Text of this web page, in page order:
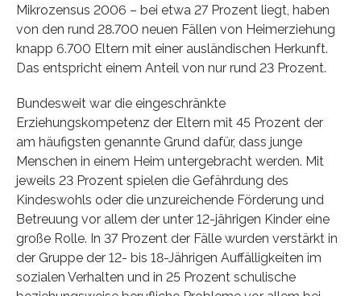
Mikrozensus 2006 – bei etwa 27 Prozent liegt, haben
von den rund 28.700 neuen Fällen von Heimerziehung
knapp 6.700 Eltern mit einer ausländischen Herkunft.
Das entspricht einem Anteil von nur rund 23 Prozent.
Bundesweit war die eingeschränkte
Erziehungskompetenz der Eltern mit 45 Prozent der
am häufigsten genannte Grund dafür, dass junge
Menschen in einem Heim untergebracht werden. Mit
jeweils 23 Prozent spielen die Gefährdung des
Kindeswohls oder die unzureichende Förderung und
Betreuung vor allem der unter 12-jährigen Kinder eine
große Rolle. In 37 Prozent der Fälle wurden verstärkt in
der Gruppe der 12- bis 18-Jährigen Auffälligkeiten im
sozialen Verhalten und in 25 Prozent schulische